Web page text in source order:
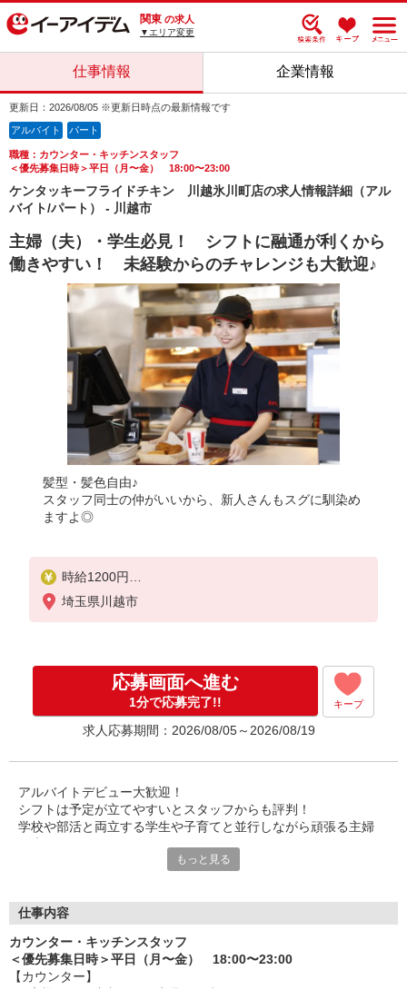
関東 の求人
▼エリア変更
仕事情報 企業情報
更新日：2026/08/05 ※更新日時点の最新情報です
アルバイト パート
職種：カウンター・キッチンスタッフ
＜優先募集日時＞平日（月〜金） 18:00〜23:00
ケンタッキーフライドチキン 川越氷川町店の求人情報詳細（アル
バイト/パート） - 川越市
主婦（夫）・学生必見！ シフトに融通が利くから
働きやすい！ 未経験からのチャレンジも大歓迎♪
髪型・髪色自由♪
スタッフ同士の仲がいいから、新人さんもスグに馴染め
ますよ◎
時給1200円
埼玉県川越市
応募画面へ進む
1分で応募完了!! キープ
求人応募期間：2026/08/05～2026/08/19
アルバイトデビュー大歓迎！
シフトは予定が立てやすいとスタッフからも評判！
学校や部活と両立する学生や子育てと並行しながら頑張る主婦
みんなから「働きやすい！」という声が上がっています♪
＜ 未経験でも心配ナシ ＞
先輩によるレクチャーもあるので、
久しぶりのお仕事のパートさんや初アルバイトの学生さんも安心
です♪
もっと見る
仕事内容
カウンター・キッチンスタッフ
＜優先募集日時＞平日（月〜金） 18:00〜23:00
【カウンター】